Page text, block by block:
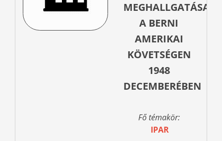
MEGHALLGATÁSA
A BERNI
AMERIKAI
KÖVETSÉGEN
1948
DECEMBERÉBEN
Fő témakör:
IPAR